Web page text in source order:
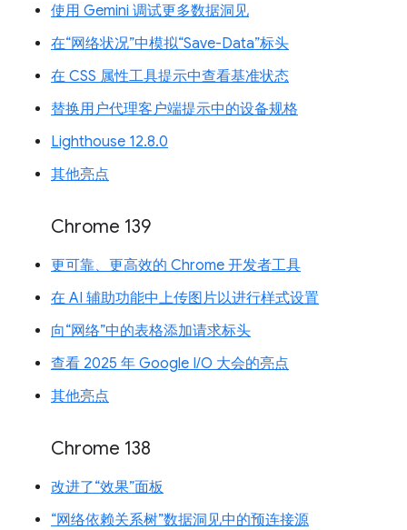
使用 Gemini 调试更多数据洞见
在“网络状况”中模拟“Save-Data”标头
在 CSS 属性工具提示中查看基准状态
替换用户代理客户端提示中的设备规格
Lighthouse 12.8.0
其他亮点
Chrome 139
更可靠、更高效的 Chrome 开发者工具
在 AI 辅助功能中上传图片以进行样式设置
向“网络”中的表格添加请求标头
查看 2025 年 Google I/O 大会的亮点
其他亮点
Chrome 138
改进了“效果”面板
“网络依赖关系树”数据洞见中的预连接源